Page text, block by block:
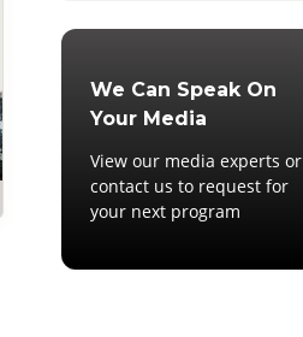
We Can Speak On
Your Media
View our media experts or
contact us to request for
your next program